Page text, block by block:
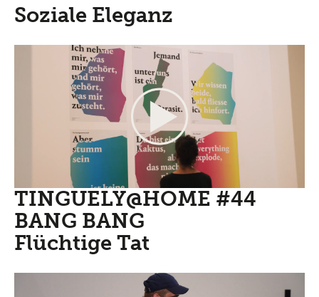
Soziale Eleganz
TINGUELY@HOME #44
BANG BANG
Flüchtige Tat